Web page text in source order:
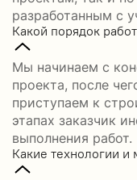
разработанным с
Какой порядок
Мы начинаем с
проекта, после
приступаем к
этапах заказчик
выполнения работ.
Какие технологии и